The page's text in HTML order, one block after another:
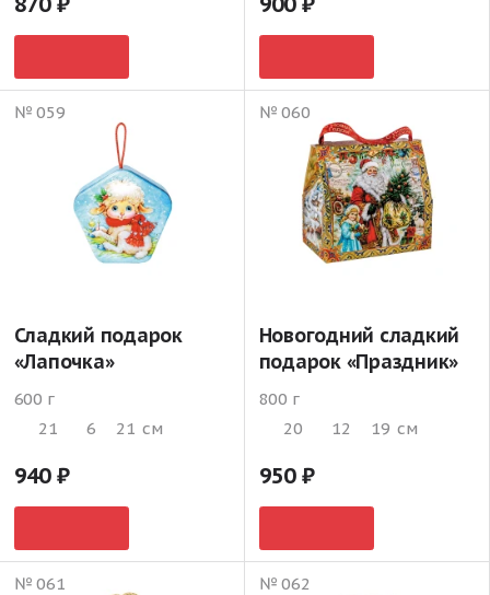
№ 059
Сладкий подарок
«Лапочка»
600 г
21
6 21 см
940
№ 060
Новогодний сладкий
подарок «Праздник»
800 г
20
12 19 см
950
№ 061 № 062